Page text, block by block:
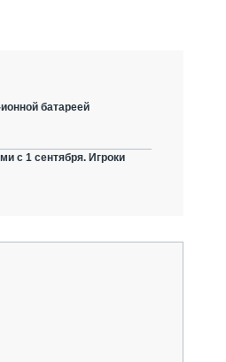
батареей
с 1 сентября. Игроки